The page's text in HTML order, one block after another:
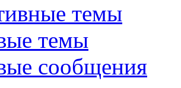
темы
темы
сообщения